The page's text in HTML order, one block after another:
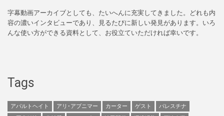
字幕動画アーカイブとしても、たいへんに充実してきました。どれも内
容の濃いインタビューであり、見るたびに新しい発見があります。いろ
んな使い方ができる資料として、お役立ていただければ幸いです。
Tags
アパルトヘイト アリ･アブニマー カーター ゲスト
パレスチナ